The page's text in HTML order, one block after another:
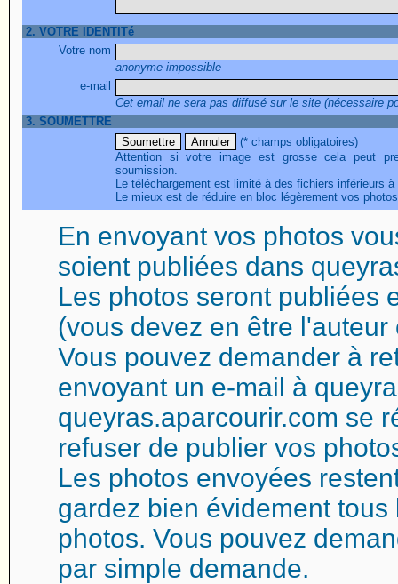
2. VOTRE IDENTITé
Votre nom
anonyme impossible
e-mail
Cet email ne sera pas diffusé sur le site (nécessaire
3. SOUMETTRE
(* champs obligatoires)
Attention si votre image est grosse cela peut
soumission.
Le téléchargement est limité à des fichiers inférieurs
Le mieux est de réduire en bloc légèrement vos
En envoyant vos photos
soient publiées dans
Les photos seront publiées
(vous devez en être
Vous pouvez demander à
envoyant un e-mail à
queyras.aparcourir.com se
refuser de publier vos
Les photos envoyées
gardez bien évidement tous
photos. Vous pouvez
par simple demande.